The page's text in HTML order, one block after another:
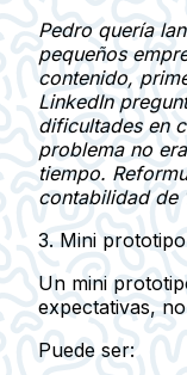
Pedro quería
pequeños
contenido,
LinkedIn
dificultades en
problema no
tiempo.
contabilidad de
3. Mini
Un mini
expectativas,
Puede ser: